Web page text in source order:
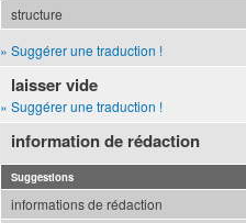
structure
» Suggérer une traduction !
laisser vide
» Suggérer une traduction !
information de rédaction
Suggestions
informations de rédaction